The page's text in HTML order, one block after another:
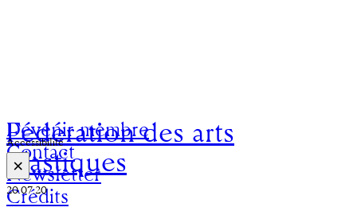
Fédération des arts
plastiques
Devenir membre
Contact
Newsletter
Crédits
Accessibilité
×
20.07.20